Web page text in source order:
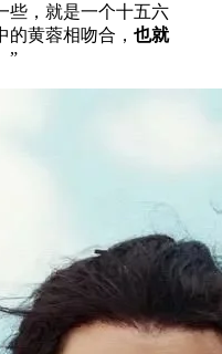
些，就是一个十五六
黄蓉相吻合， 也就
”